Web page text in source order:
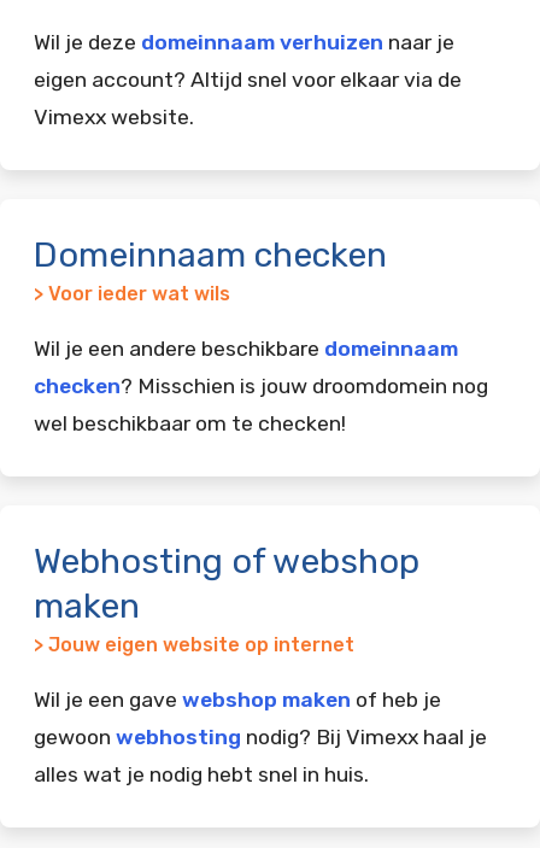
Wil je deze domeinnaam verhuizen naar je
eigen account? Altijd snel voor elkaar via de
Vimexx website.
Domeinnaam checken
> Voor ieder wat wils
Wil je een andere beschikbare domeinnaam
checken? Misschien is jouw droomdomein nog
wel beschikbaar om te checken!
Webhosting of webshop
maken
> Jouw eigen website op internet
Wil je een gave webshop maken of heb je
gewoon webhosting nodig? Bij Vimexx haal je
alles wat je nodig hebt snel in huis.